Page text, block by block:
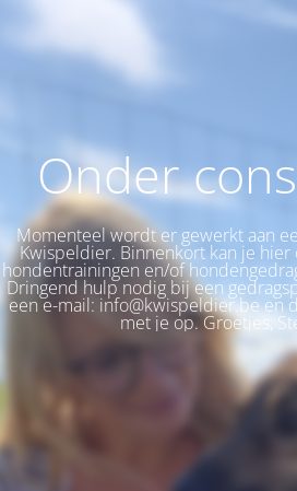
Onder
Momenteel wordt er gewerkt aan
Kwispeldier. Binnenkort kan je hier
hondentrainingen en/of
Dringend hulp nodig bij een
een e-mail: info@kwispeldier.be en
met je op. Groetjes,